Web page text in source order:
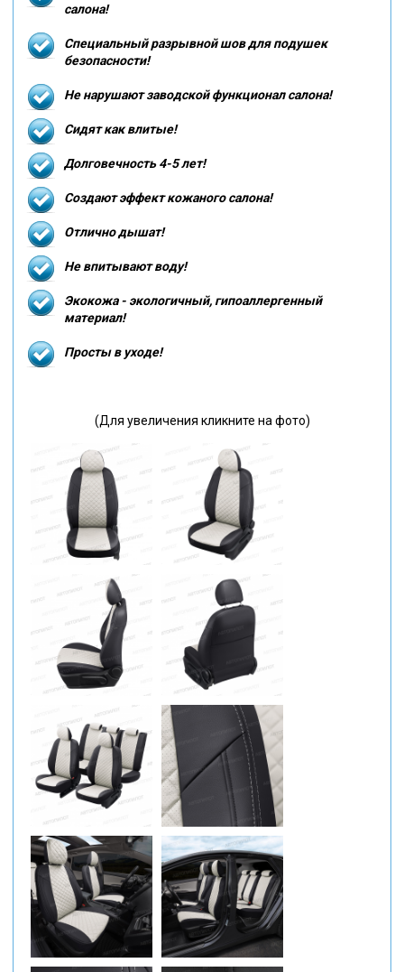
салона!
Специальный разрывной шов для подушек
безопасности!
Не нарушают заводской функционал салона!
Сидят как влитые!
Долговечность 4-5 лет!
Создают эффект кожаного салона!
Отлично дышат!
Не впитывают воду!
Экокожа - экологичный, гипоаллергенный
материал!
Просты в уходе!
(Для увеличения кликните на фото)